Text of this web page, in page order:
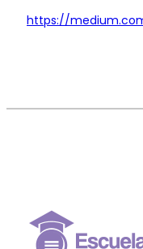
https://